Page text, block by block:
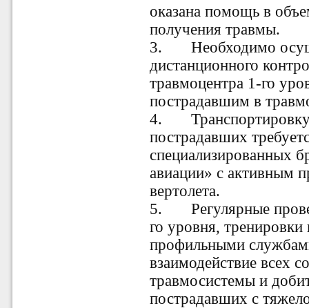
оказана помощь в
получения травмы.
3.
Необходимо
дистанционного
травмоцентра 1-го
пострадавшим в
4.
пострадавших
специализированных
авиации» с активным
вертолета.
5.
Регулярные
го уровня,
профильными
взаимодействие всех
травмосистемы и
пострадавших с